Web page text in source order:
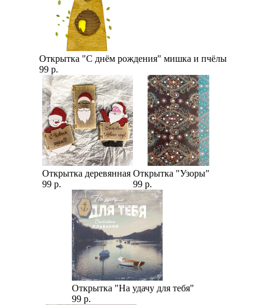
Открытка "С днём рождения" мишка и пчёлы
99 р.
Открытка деревянная
99 р.
Открытка "Узоры"
99 р.
Открытка "На удачу для тебя"
99 р.